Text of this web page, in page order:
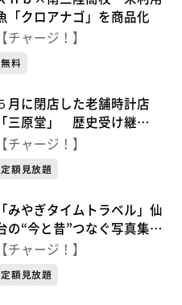
「クロアナゴ」を商品化
【チャージ！】
無料
月に閉店した老舗時計店
「三原堂」 歴史受け継
ぐ“修理工房”
【チャージ！】
定額見放題
「みやぎタイムトラベル」仙
の“今と昔”つなぐ写真集
「センダイ・タイムマシン」
【チャージ！】
定額見放題